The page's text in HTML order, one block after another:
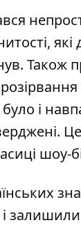
Також
і
Це
шоу-